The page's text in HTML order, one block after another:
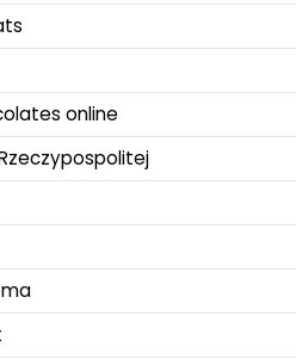
online